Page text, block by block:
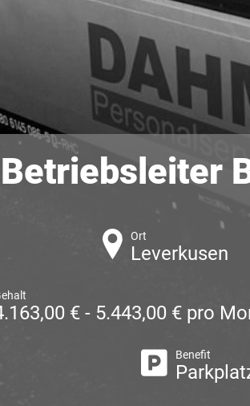
Ort
Leverkusen
€ - 5.443,00 € pro
Benefit